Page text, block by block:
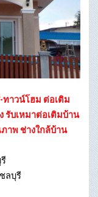
ทาวน์โฮม ต่อเติม
รับเหมาต่อเติมบ้าน
าพ ช่างใกล้บ้าน
ลบุรี